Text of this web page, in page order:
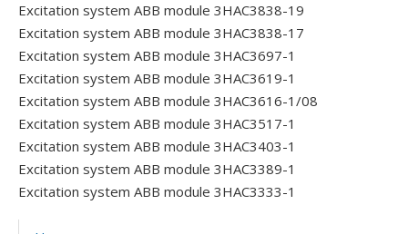
Excitation system ABB module 3HAC3838-19
Excitation system ABB module 3HAC3838-17
Excitation system ABB module 3HAC3697-1
Excitation system ABB module 3HAC3619-1
Excitation system ABB module 3HAC3616-1/08
Excitation system ABB module 3HAC3517-1
Excitation system ABB module 3HAC3403-1
Excitation system ABB module 3HAC3389-1
Excitation system ABB module 3HAC3333-1